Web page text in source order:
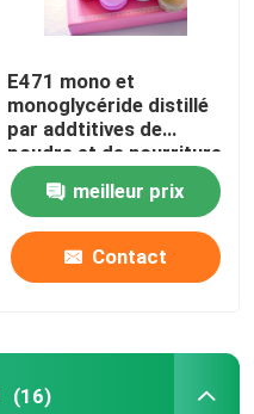
E471 mono et
monoglycéride distillé
par addtitives de
poudre et de nourriture
de Diglyerides
meilleur prix
Contact
(16)